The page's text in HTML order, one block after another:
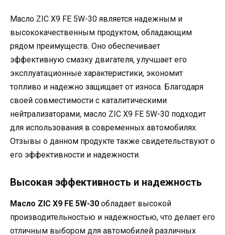
Масло ZIC X9 FE 5W-30 является надежным и
высококачественным продуктом, обладающим
рядом преимуществ. Оно обеспечивает
эффективную смазку двигателя, улучшает его
эксплуатационные характеристики, экономит
топливо и надежно защищает от износа. Благодаря
своей совместимости с каталитическими
нейтрализаторами, масло ZIC X9 FE 5W-30 подходит
для использования в современных автомобилях.
Отзывы о данном продукте также свидетельствуют о
его эффективности и надежности.
Высокая эффективность и надежность
Масло ZIC X9 FE 5W-30 обладает высокой
производительностью и надежностью, что делает его
отличным выбором для автомобилей различных